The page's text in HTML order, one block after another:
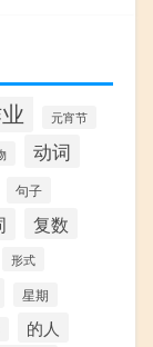
元宵节
动词
句子
复数
形式
星期
的人